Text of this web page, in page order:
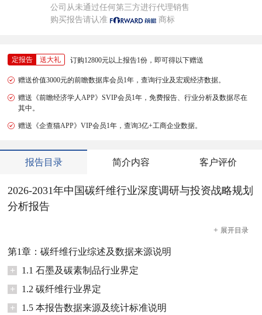
公司从未通过任何第三方进行代理销售
购买报告请认准
商标
定报告 送大礼 订购12800元以上报告1份，即可得以下赠送
赠送价值3000元的前瞻数据库会员1年，查询行业及宏观经济数据。
赠送《前瞻经济学人APP》SVIP会员1年，免费报告、行业分析及数据尽在
其中。
赠送《企查猫APP》VIP会员1年，查询3亿+工商企业数据。
报告目录 简介内容 客户评价
2026-2031年中国碳纤维行业深度调研与投资战略规划
分析报告
+ 展开目录
第1章：碳纤维行业综述及数据来源说明
+
1.1 石墨及碳素制品行业界定
+
1.2 碳纤维行业界定
+
1.5 本报告数据来源及统计标准说明